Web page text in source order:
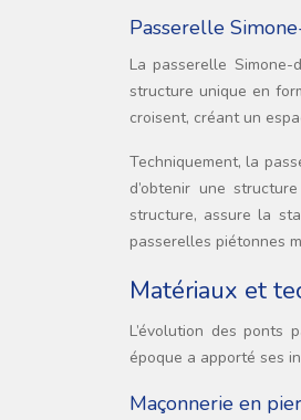
Passerelle
La passerelle Simone-
structure unique en
croisent, créant un
Techniquement, la
d’obtenir une
structure, assure la
passerelles piétonnes
Matériaux et
L’évolution des ponts
époque a apporté ses
Maçonnerie en